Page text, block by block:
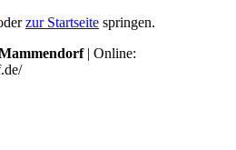
zur Startseite springen.
| Online: